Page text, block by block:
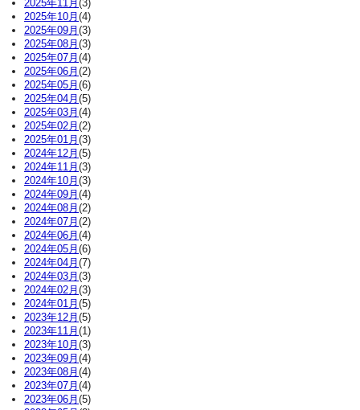
2025年11月(3)
2025年10月(4)
2025年09月(3)
2025年08月(3)
2025年07月(4)
2025年06月(2)
2025年05月(6)
2025年04月(5)
2025年03月(4)
2025年02月(2)
2025年01月(3)
2024年12月(5)
2024年11月(3)
2024年10月(3)
2024年09月(4)
2024年08月(2)
2024年07月(2)
2024年06月(4)
2024年05月(6)
2024年04月(7)
2024年03月(3)
2024年02月(3)
2024年01月(5)
2023年12月(5)
2023年11月(1)
2023年10月(3)
2023年09月(4)
2023年08月(4)
2023年07月(4)
2023年06月(5)